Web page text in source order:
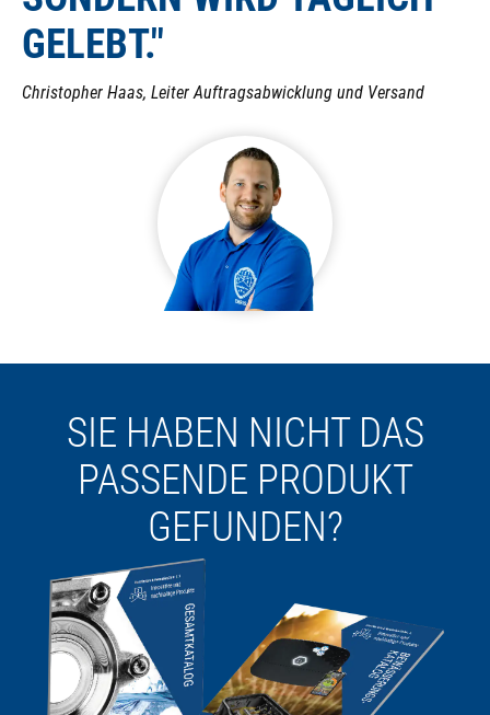
GELEBT."
Christopher Haas, Leiter Auftragsabwicklung und Versand
SIE HABEN NICHT DAS
PASSENDE PRODUKT
GEFUNDEN?